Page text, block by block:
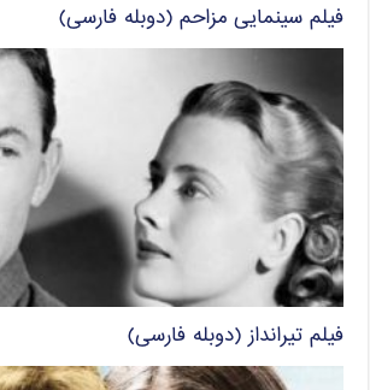
فیلم سینمایی مزاحم (دوبله فارسی)
فیلم تیرانداز (دوبله فارسی)